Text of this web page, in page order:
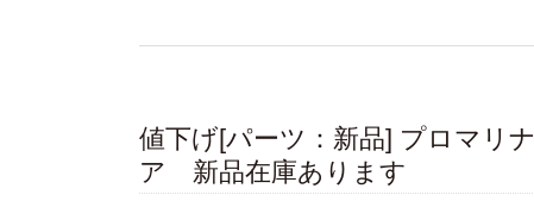
値下げ[パーツ：新品] プロマリ
ア 新品在庫あります